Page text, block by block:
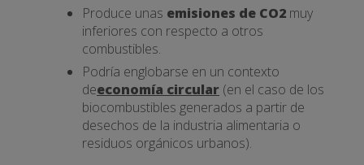
Produce unas emisiones de CO2 muy
inferiores con respecto a otros
combustibles.
Podría englobarse en un contexto
deeconomía circular (en el caso de los
biocombustibles generados a partir de
desechos de la industria alimentaria o
residuos orgánicos urbanos).